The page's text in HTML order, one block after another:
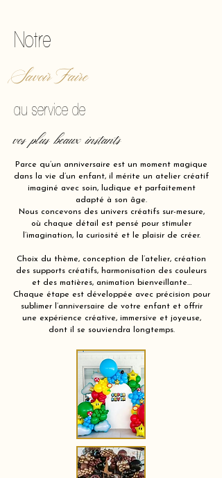
Notre
Savoir Faire
au service de
vos plus beaux instants
Parce qu’un anniversaire est un moment magique
dans la vie d’un enfant, il mérite un atelier créatif
imaginé avec soin, ludique et parfaitement
adapté à son âge.
Nous concevons des univers créatifs sur-mesure,
où chaque détail est pensé pour stimuler
l’imagination, la curiosité et le plaisir de créer.
Choix du thème, conception de l’atelier, création
des supports créatifs, harmonisation des couleurs
et des matières, animation bienveillante…
Chaque étape est développée avec précision pour
sublimer l’anniversaire de votre enfant et offrir
une expérience créative, immersive et joyeuse,
dont il se souviendra longtemps.